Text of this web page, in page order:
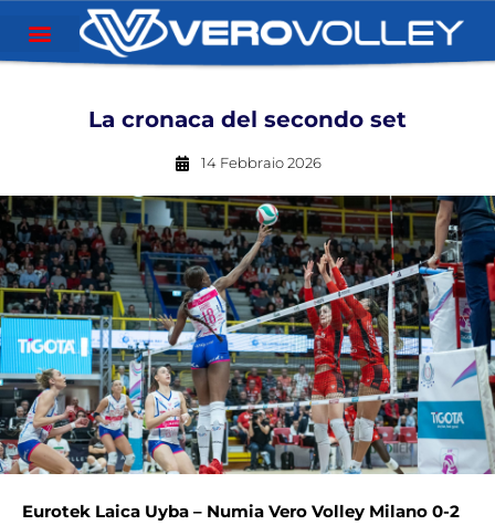
La cronaca del secondo set
14 Febbraio 2026
Eurotek Laica Uyba – Numia Vero Volley Milano 0-2